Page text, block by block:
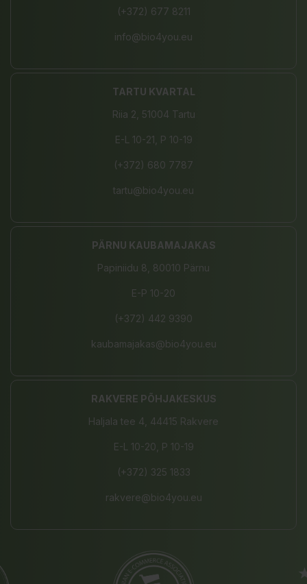
(+372) 677 8211
info@bio4you.eu
TARTU KVARTAL
Riia 2, 51004 Tartu
E-L 10-21, P 10-19
(+372) 680 7787
tartu@bio4you.eu
PÄRNU KAUBAMAJAKAS
Papiniidu 8, 80010 Pärnu
E-P 10-20
(+372) 442 9390
kaubamajakas@bio4you.eu
RAKVERE PÕHJAKESKUS
Haljala tee 4, 44415 Rakvere
E-L 10-20, P 10-19
(+372) 325 1833
rakvere@bio4you.eu